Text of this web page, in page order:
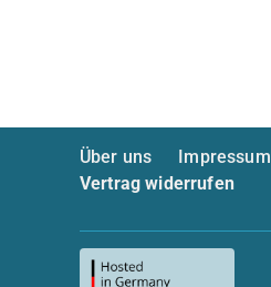
Über uns Impressum
Vertrag widerrufen